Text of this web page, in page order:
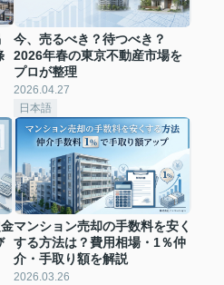
今、売るべき？待つべき？
2026年春の東京不動産市場を
プロが整理
2026.04.27
日本語
マンション売却の手数料を安く
する方法は？費用相場・1％仲
介・手取り額を解説
2026.03.26